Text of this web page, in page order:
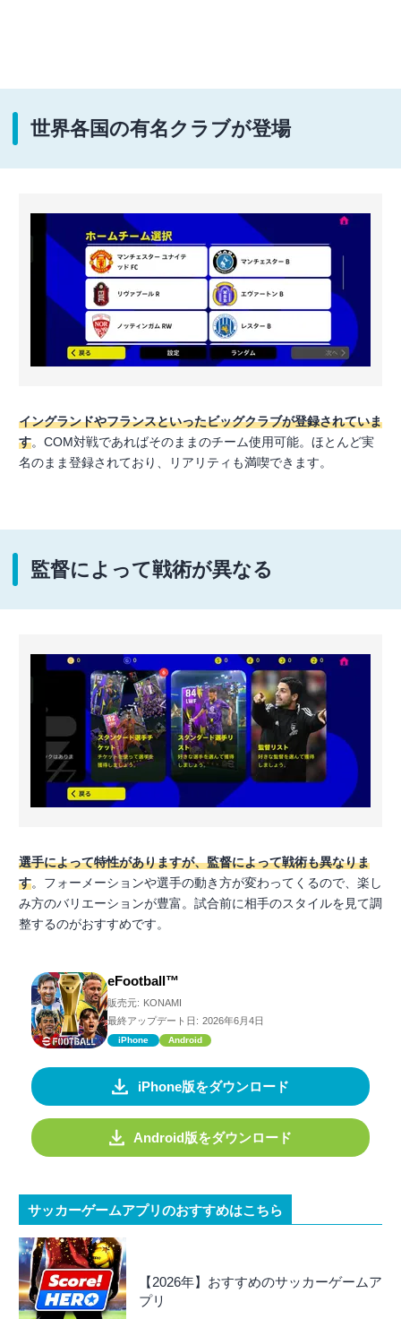
世界各国の有名クラブが登場
イングランドやフランスといったビッグクラブが登録されていま
す。COM対戦であればそのままのチーム使用可能。ほとんど実
名のまま登録されており、リアリティも満喫できます。
監督によって戦術が異なる
選手によって特性がありますが、監督によって戦術も異なりま
す。フォーメーションや選手の動き方が変わってくるので、楽し
み方のバリエーションが豊富。試合前に相手のスタイルを見て調
整するのがおすすめです。
eFootball™
販売元: KONAMI
最終アップデート日: 2026年6月4日
iPhone Android
iPhone版をダウンロード
Android版をダウンロード
サッカーゲームアプリのおすすめはこちら
【2026年】おすすめのサッカーゲームア
プリ